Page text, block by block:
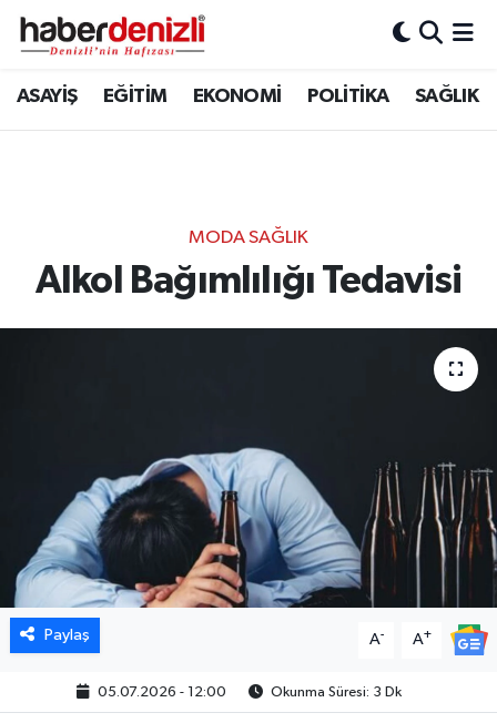
ASAYİŞ EĞİTİM EKONOMİ POLİTİKA SAĞLIK
MODA SAĞLIK
Alkol Bağımlılığı Tedavisi
Paylaş A- A+
05.07.2026 - 12:00 Okunma Süresi: 3 Dk
Denizli Nöbetçi Eczaneler